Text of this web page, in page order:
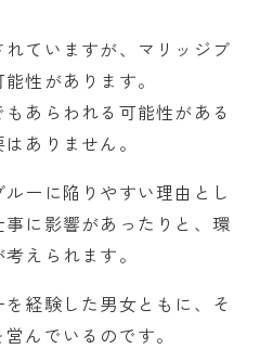
ていますが、マリッジブ
性があります。
あらわれる可能性がある
ありません。
ーに陥りやすい理由とし
に影響があったりと、環
えられます。
経験した男女ともに、そ
んでいるのです。